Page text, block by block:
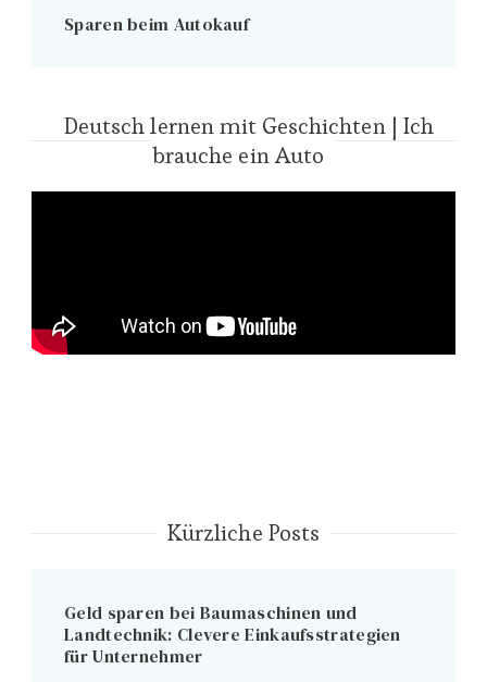
Sparen beim Autokauf
Deutsch lernen mit Geschichten | Ich
brauche ein Auto
Kürzliche Posts
Geld sparen bei Baumaschinen und
Landtechnik: Clevere Einkaufsstrategien
für Unternehmer